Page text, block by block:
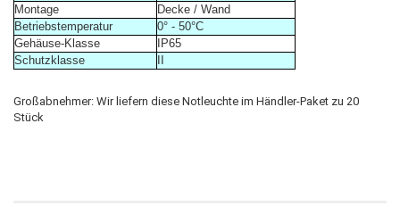
Montage
Decke / Wand
Betriebstemperatur
0° - 50°C
Gehäuse-Klasse
IP65
Schutzklasse
II
Großabnehmer: Wir liefern diese Notleuchte im Händler-Paket zu 20
Stück